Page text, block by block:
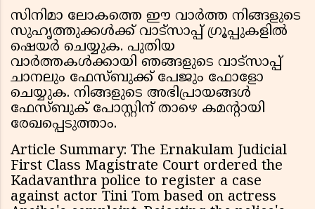
സിനിമാ ലോകത്തെ ഈ വാർത്ത നിങ്ങളുടെ
സുഹൃത്തുക്കൾക്ക് വാട്സാപ്പ് ഗ്രൂപ്പുകളിൽ
ഷെയർ ചെയ്യുക. പുതിയ
വാർത്തകൾക്കായി ഞങ്ങളുടെ വാട്സാപ്പ്
ചാനലും ഫേസ്ബുക്ക് പേജും ഫോളോ
ചെയ്യുക. നിങ്ങളുടെ അഭിപ്രായങ്ങൾ
ഫേസ്ബുക് പോസ്റ്റിന് താഴെ കമന്റായി
രേഖപ്പെടുത്താം.
Article Summary: The Ernakulam Judicial
First Class Magistrate Court ordered the
Kadavanthra police to register a case
against actor Tini Tom based on actress